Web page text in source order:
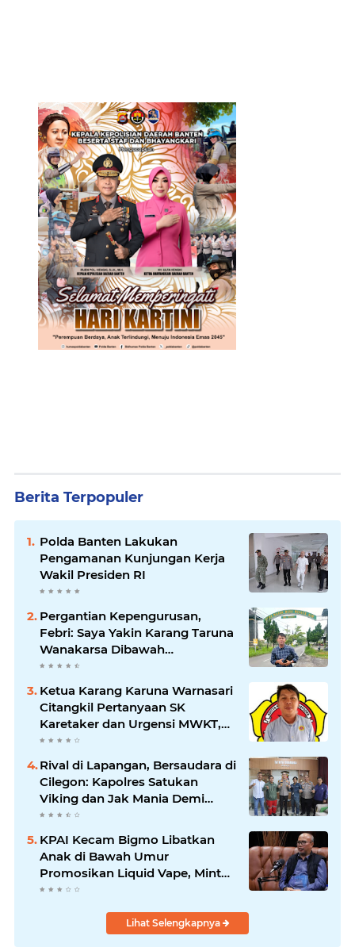
Berita Terpopuler
Polda Banten Lakukan
Pengamanan Kunjungan Kerja
Wakil Presiden RI
Pergantian Kepengurusan,
Febri: Saya Yakin Karang Taruna
Wanakarsa Dibawah
Kepemimpinan Bung Entus
Ketua Karang Karuna Warnasari
Citangkil Pertanyaan SK
Karetaker dan Urgensi MWKT,
Saat Suasana Berduka
Rival di Lapangan, Bersaudara di
Cilegon: Kapolres Satukan
Viking dan Jak Mania Demi
Nobar Damai Piala Presiden
KPAI Kecam Bigmo Libatkan
Anak di Bawah Umur
Promosikan Liquid Vape, Minta
Aparat Bertindak Tegas
Lihat Selengkapnya